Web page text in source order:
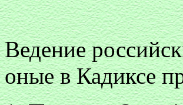
Ведение
оные в Кадиксе